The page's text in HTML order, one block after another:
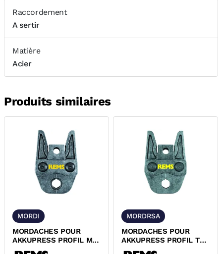
Raccordement
A sertir
Matière
Acier
Produits similaires
MORDI
MORDACHES POUR
AKKUPRESS PROFIL M
REMS
MORDRSA
MORDACHES POUR
AKKUPRESS PROFIL TH
REMS